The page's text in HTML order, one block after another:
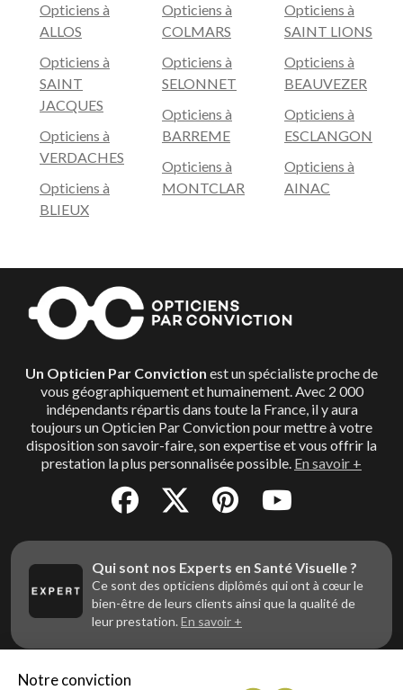
Opticiens à
ALLOS
Opticiens à
SAINT
JACQUES
Opticiens à
VERDACHES
Opticiens à
BLIEUX
Opticiens à
COLMARS
Opticiens à
SELONNET
Opticiens à
BARREME
Opticiens à
MONTCLAR
Opticiens à
SAINT LIONS
Opticiens à
BEAUVEZER
Opticiens à
ESCLANGON
Opticiens à
AINAC
Un Opticien Par Conviction est un spécialiste proche de
vous géographiquement et humainement. Avec 2 000
indépendants répartis dans toute la France, il y aura
toujours un Opticien Par Conviction pour mettre à votre
disposition son savoir-faire, son expertise et vous offrir la
prestation la plus personnalisée possible. En savoir +
Qui sont nos Experts en Santé Visuelle ?
Ce sont des opticiens diplômés qui ont à cœur le
bien-être de leurs clients ainsi que la qualité de
leur prestation.En savoir +
Notre conviction